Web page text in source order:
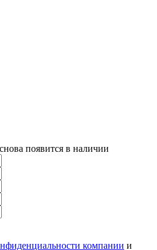
появится в наличии
компании и